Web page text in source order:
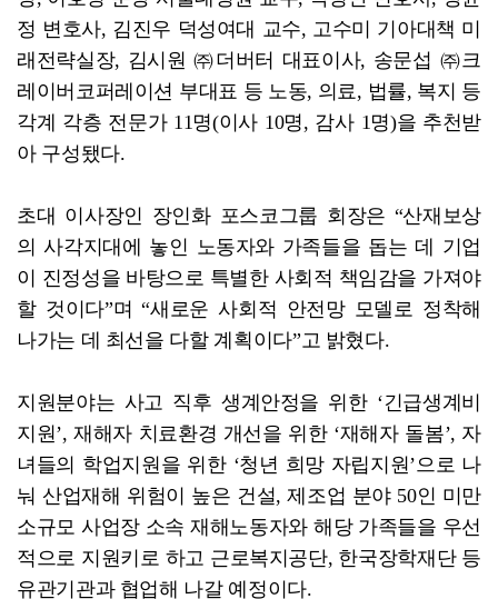
정 변호사, 김진우 덕성여대 교수, 고수미 기아대책 미
래전략실장, 김시원 ㈜더버터 대표이사, 송문섭 ㈜크
레이버코퍼레이션 부대표 등 노동, 의료, 법률, 복지 등
각계 각층 전문가 11명(이사 10명, 감사 1명)을 추천받
아 구성됐다.
초대 이사장인 장인화 포스코그룹 회장은 “산재보상
의 사각지대에 놓인 노동자와 가족들을 돕는 데 기업
이 진정성을 바탕으로 특별한 사회적 책임감을 가져야
할 것이다”며 “새로운 사회적 안전망 모델로 정착해
나가는 데 최선을 다할 계획이다”고 밝혔다.
지원분야는 사고 직후 생계안정을 위한 ‘긴급생계비
지원’, 재해자 치료환경 개선을 위한 ‘재해자 돌봄’, 자
녀들의 학업지원을 위한 ‘청년 희망 자립지원’으로 나
눠 산업재해 위험이 높은 건설, 제조업 분야 50인 미만
소규모 사업장 소속 재해노동자와 해당 가족들을 우선
적으로 지원키로 하고 근로복지공단, 한국장학재단 등
유관기관과 협업해 나갈 예정이다.